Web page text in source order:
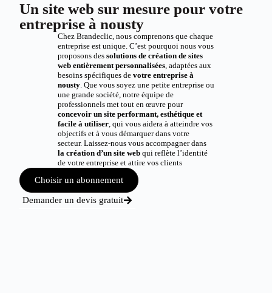
Un site web sur mesure pour votre
entreprise à nousty
Chez Brandeclic, nous comprenons que chaque
entreprise est unique. C’est pourquoi nous vous
proposons des solutions de création de sites
web entièrement personnalisées, adaptées aux
besoins spécifiques de votre entreprise à
nousty. Que vous soyez une petite entreprise ou
une grande société, notre équipe de
professionnels met tout en œuvre pour
concevoir un site performant, esthétique et
facile à utiliser, qui vous aidera à atteindre vos
objectifs et à vous démarquer dans votre
secteur. Laissez-nous vous accompagner dans
la création d’un site webqui reflète l’identité
de votre entreprise et attire vos clients
Choisir un abonnement
Demander un devis gratuit